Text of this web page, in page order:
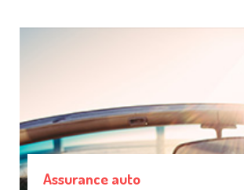
Assurance auto